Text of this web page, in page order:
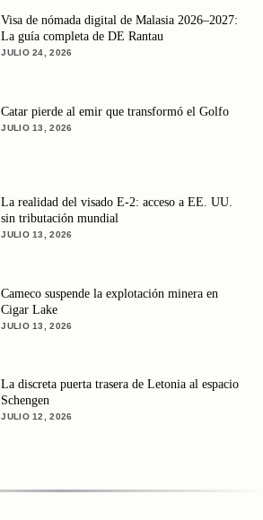
Visa de nómada digital de Malasia 2026–2027:
La guía completa de DE Rantau
JULIO 24, 2026
Catar pierde al emir que transformó el Golfo
JULIO 13, 2026
La realidad del visado E-2: acceso a EE. UU.
sin tributación mundial
JULIO 13, 2026
Cameco suspende la explotación minera en
Cigar Lake
JULIO 13, 2026
La discreta puerta trasera de Letonia al espacio
Schengen
JULIO 12, 2026